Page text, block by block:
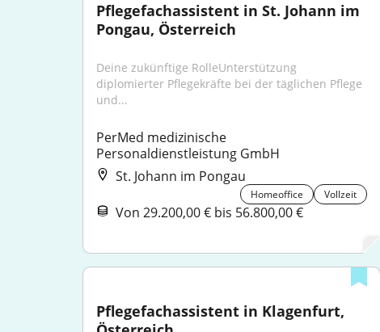
Pflegefachassistent in St. Johann im
Pongau, Österreich
Deine zukünftige RolleUnterstützung
diplomierter Pflegekräfte bei der täglichen Pflege
und...
PerMed medizinische
Personaldienstleistung GmbH
St. Johann im Pongau
Homeoffice Vollzeit
Von 29.200,00 € bis 56.800,00 €
Pflegefachassistent in Klagenfurt,